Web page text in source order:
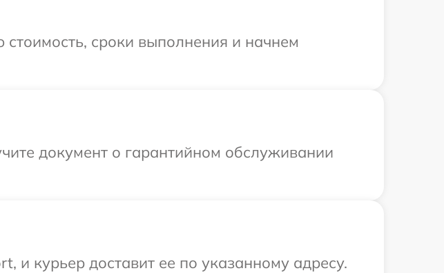
сроки выполнения и начнем
документ о гарантийном обслуживании
курьер доставит ее по указанному адресу.